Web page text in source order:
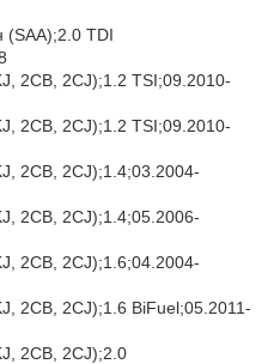
(SAA);2.0 TDI
2CB, 2CJ);1.2 TSI;09.2010-
2CB, 2CJ);1.2 TSI;09.2010-
2CB, 2CJ);1.4;03.2004-
2CB, 2CJ);1.4;05.2006-
2CB, 2CJ);1.6;04.2004-
2CB, 2CJ);1.6 BiFuel;05.2011-
2CB, 2CJ);2.0